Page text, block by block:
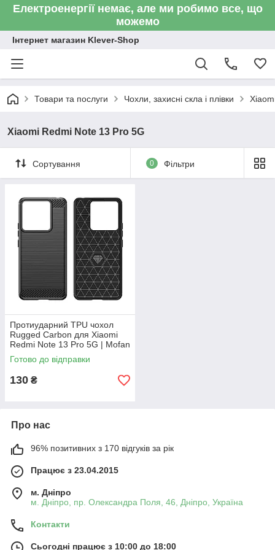
Електроенергії немає, але ми робимо все, що
можемо
Інтернет магазин Klever-Shop
Товари та послуги Чохли, захисні скла і плівки
Xiaomi Redmi Note 13 Pro 5G
Сортування 0 Фільтри
Протиударний TPU чохол
Rugged Carbon для Xiaomi
Redmi Note 13 Pro 5G | Mofan
| чорний
Готово до відправки
130 ₴
Про нас
96% позитивних з 170 відгуків за рік
Працює з 23.04.2015
м. Дніпро
м. Дніпро, пр. Олександра Поля, 46, Дніпро, Україна
Контакти
Сьогодні працює з 10:00 до 18:00